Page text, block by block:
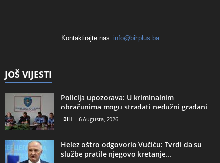
Kontaktirajte nas: info@bihplus.ba
JOŠ VIJESTI
Policija upozorava: U kriminalnim
obračunima mogu stradati nedužni građani
BIH 6 Augusta, 2026
Helez oštro odgovorio Vučiću: Tvrdi da su
službe pratile njegovo kretanje...